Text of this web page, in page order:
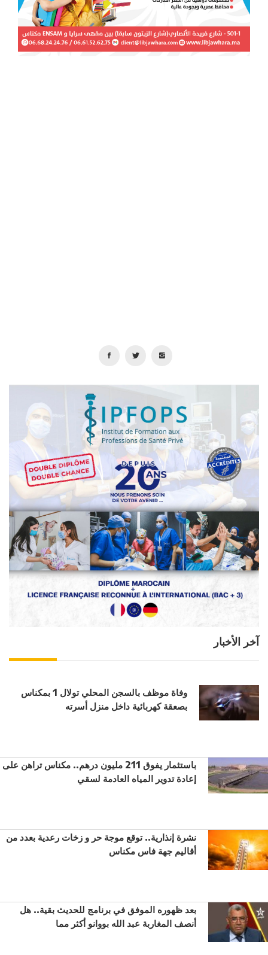
آخر الأخبار
وفاة موظف بالسجن المحلي تولال 1 بمكناس
بصعقة كهربائية داخل منزل أسرته
باستثمار يفوق 211 مليون درهم.. مكناس تراهن على
إعادة تدوير المياه العادمة لسقي
نشرة إنذارية.. توقع موجة حر و زخات رعدية بعدد من
أقاليم جهة فاس مكناس
بعد ظهوره الموفق في برنامج للحديث بقية.. هل
أنصف المغاربة عبد الله بووانو أكثر مما